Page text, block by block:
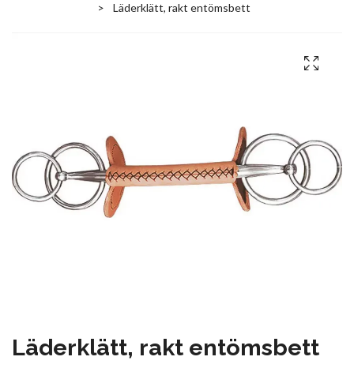
Läderklätt, rakt entömsbett
Läderklätt, rakt entömsbett